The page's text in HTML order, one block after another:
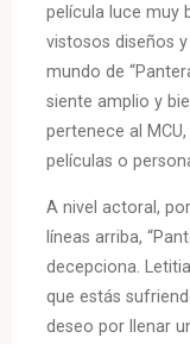
película luce muy
vistosos diseños
mundo de
siente amplio y
pertenece al
películas o
A nivel actoral,
líneas arriba,
decepciona.
que estás
deseo por llenar